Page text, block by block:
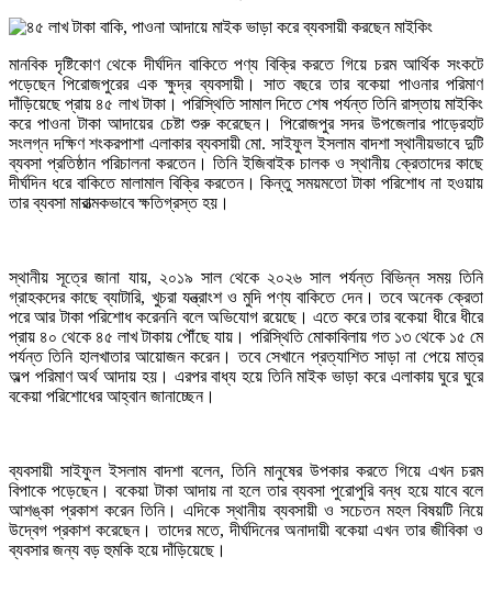
মানবিক দৃষ্টিকোণ থেকে দীর্ঘদিন বাকিতে পণ্য বিক্রি করতে গিয়ে চরম আর্থিক সংকটে
পড়েছেন পিরোজপুরের এক ক্ষুদ্র ব্যবসায়ী। সাত বছরে তার বকেয়া পাওনার পরিমাণ
দাঁড়িয়েছে প্রায় ৪৫ লাখ টাকা। পরিস্থিতি সামাল দিতে শেষ পর্যন্ত তিনি রাস্তায় মাইকিং
করে পাওনা টাকা আদায়ের চেষ্টা শুরু করেছেন। পিরোজপুর সদর উপজেলার পাড়েরহাট
সংলগ্ন দক্ষিণ শংকরপাশা এলাকার ব্যবসায়ী মো. সাইফুল ইসলাম বাদশা স্থানীয়ভাবে দুটি
ব্যবসা প্রতিষ্ঠান পরিচালনা করতেন। তিনি ইজিবাইক চালক ও স্থানীয় ক্রেতাদের কাছে
দীর্ঘদিন ধরে বাকিতে মালামাল বিক্রি করতেন। কিন্তু সময়মতো টাকা পরিশোধ না হওয়ায়
তার ব্যবসা মারাত্মকভাবে ক্ষতিগ্রস্ত হয়।
স্থানীয় সূত্রে জানা যায়, ২০১৯ সাল থেকে ২০২৬ সাল পর্যন্ত বিভিন্ন সময় তিনি
গ্রাহকদের কাছে ব্যাটারি, খুচরা যন্ত্রাংশ ও মুদি পণ্য বাকিতে দেন। তবে অনেক ক্রেতা
পরে আর টাকা পরিশোধ করেননি বলে অভিযোগ রয়েছে। এতে করে তার বকেয়া ধীরে ধীরে
প্রায় ৪০ থেকে ৪৫ লাখ টাকায় পৌঁছে যায়। পরিস্থিতি মোকাবিলায় গত ১৩ থেকে ১৫ মে
পর্যন্ত তিনি হালখাতার আয়োজন করেন। তবে সেখানে প্রত্যাশিত সাড়া না পেয়ে মাত্র
অল্প পরিমাণ অর্থ আদায় হয়। এরপর বাধ্য হয়ে তিনি মাইক ভাড়া করে এলাকায় ঘুরে ঘুরে
বকেয়া পরিশোধের আহ্বান জানাচ্ছেন।
ব্যবসায়ী সাইফুল ইসলাম বাদশা বলেন, তিনি মানুষের উপকার করতে গিয়ে এখন চরম
বিপাকে পড়েছেন। বকেয়া টাকা আদায় না হলে তার ব্যবসা পুরোপুরি বন্ধ হয়ে যাবে বলে
আশঙ্কা প্রকাশ করেন তিনি। এদিকে স্থানীয় ব্যবসায়ী ও সচেতন মহল বিষয়টি নিয়ে
উদ্বেগ প্রকাশ করেছেন। তাদের মতে, দীর্ঘদিনের অনাদায়ী বকেয়া এখন তার জীবিকা ও
ব্যবসার জন্য বড় হুমকি হয়ে দাঁড়িয়েছে।